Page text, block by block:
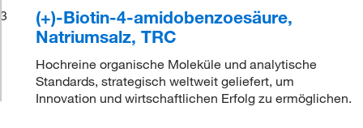
3
(+)-Biotin-4-amidobenzoesäure,
Natriumsalz, TRC
Hochreine organische Moleküle und analytische
Standards, strategisch weltweit geliefert, um
Innovation und wirtschaftlichen Erfolg zu ermöglichen.